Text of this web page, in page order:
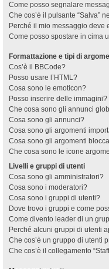
Come posso segnalare
Che cos’è il pulsante “Salva”
Perché il mio messaggio deve
Come posso spostare in cima
Formattazione e tipi di
Cos’è il BBCode?
Posso usare l’HTML?
Cosa sono le emoticon?
Posso inserire delle immagini?
Che cosa sono gli annunci
Cosa sono gli annunci?
Cosa sono gli argomenti
Cosa sono gli argomenti
Che cosa sono le icone
Livelli e gruppi di utenti
Cosa sono gli amministratori?
Cosa sono i moderatori?
Cosa sono i gruppi di utenti?
Dove trovo i gruppi e come
Come divento leader di un
Perché alcuni gruppi di utenti
Che cos’è un gruppo di utenti
Che cos’è il collegamento